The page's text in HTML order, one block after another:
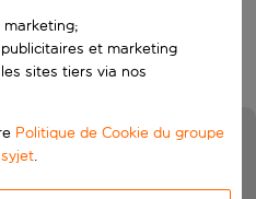
et marketing
sites tiers via nos
Politique de Cookie du groupe
.